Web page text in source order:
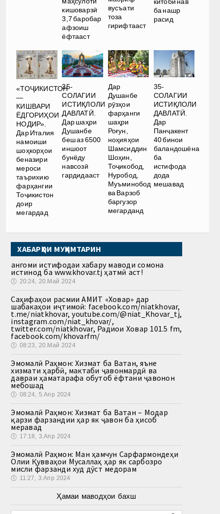
кишоварзӣ
3,7 баробар
афзоиш
ёфтааст
вусъати
тоза
гирифтааст
ба нашр
расид
«ТОҶИКИСТОН
—
КИШВАРИ
ЁДГОРИҲОИ
НОДИР».
Дар Италия
намоиши
шоҳкорҳои
беназири
мероси
таърихию
фарҳангии
Тоҷикистон
доир
мегардад
35-
СОЛАГИИ
ИСТИҚЛОЛИ
ДАВЛАТӢ.
Дар шаҳри
Душанбе
беш аз 6500
иншоот
бунёду
навсозӣ
гардидааст
Дар
Душанбе
рӯзҳои
фарҳанги
шаҳри
Роғун,
ноҳияҳои
Шамсиддин
Шоҳин,
Тоҷикобод,
Нуробод,
Муъминобод
ва Варзоб
баргузор
мегарданд
35-
СОЛАГИИ
ИСТИҚЛОЛИ
ДАВЛАТӢ.
Дар
Панҷакент
40 бинои
баландошёна
ба
истифода
дода
мешавад
ХАБАРҲОИ МУҲИМТАРИН
Ҳангоми истифодаи хабару маводи сомона
истинод ба www.khovar.tj ҳатмӣ аст!
🕔 20:24, 20.Май 2024
Саҳифаҳои расмии АМИТ «Ховар» дар
шабакаҳои иҷтимоӣ: facebook.com/niatkhovar,
t.me/niatkhovar, youtube.com/@niat_Khovar_tj,
instagram.com/niat_khovar/,
twitter.com/niatkhovar, Радиои Ховар 101.5 fm,
facebook.com/khovarfm/
🕔 08:23, 20.Май 2024
Эмомалӣ Раҳмон: Хизмат ба Ватан, яъне
хизмати ҳарбӣ, мактаби ҷавонмардӣ ва
давраи ҳаматарафа обутоб ёфтани ҷавонон
мебошад
🕔 08:24, 5.Апр 2024
Эмомалӣ Раҳмон: Хизмат ба Ватан – Модар
қарзи фарзандии ҳар як ҷавон ба ҳисоб
меравад
🕔 17:18, 3.Апр 2024
Эмомалӣ Раҳмон: Ман ҳамчун Сарфармондеҳи
Олии Қувваҳои Мусаллаҳ ҳар як сарбозро
мисли фарзанди худ дӯст медорам
🕔 11:27, 3.Апр 2024
Ҳамаи маводҳои бахш